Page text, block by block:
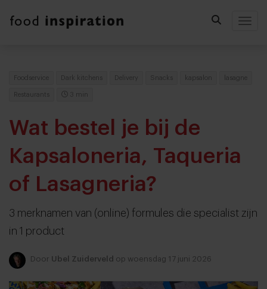
Foodservice Dark kitchens Delivery Snacks kapsalon lasagne
Restaurants 3 min
Wat bestel je bij de
Kapsaloneria, Taqueria
of Lasagneria?
3 merknamen van (online) formules die specialist zijn
in 1 product
Door Ubel Zuiderveld op woensdag 17 juni 2026